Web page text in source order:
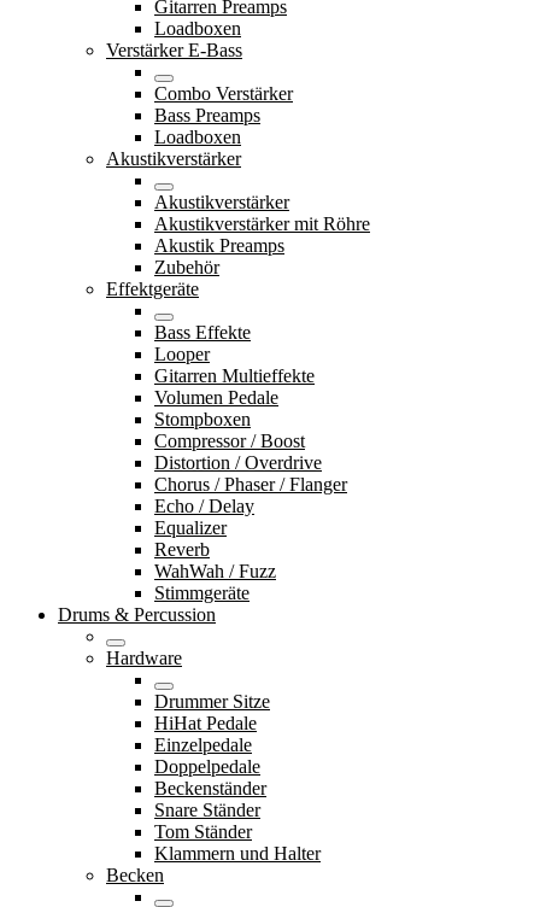
Gitarren Preamps
Loadboxen
Verstärker E-Bass
Combo Verstärker
Bass Preamps
Loadboxen
Akustikverstärker
Akustikverstärker
Akustikverstärker mit Röhre
Akustik Preamps
Zubehör
Effektgeräte
Bass Effekte
Looper
Gitarren Multieffekte
Volumen Pedale
Stompboxen
Compressor / Boost
Distortion / Overdrive
Chorus / Phaser / Flanger
Echo / Delay
Equalizer
Reverb
WahWah / Fuzz
Stimmgeräte
Drums & Percussion
Hardware
Drummer Sitze
HiHat Pedale
Einzelpedale
Doppelpedale
Beckenständer
Snare Ständer
Tom Ständer
Klammern und Halter
Becken